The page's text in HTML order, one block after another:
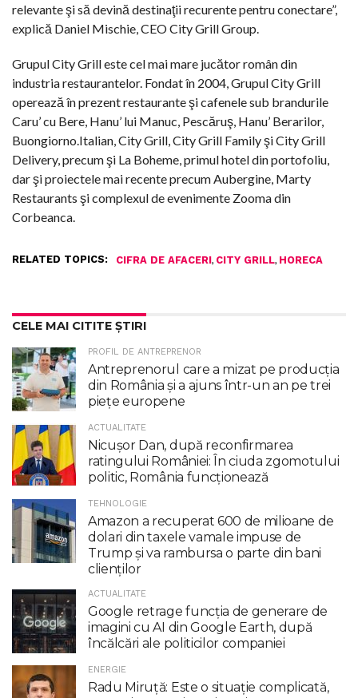
relevante şi să devină destinaţii recurente pentru conectare”,
explică Daniel Mischie, CEO City Grill Group.
Grupul City Grill este cel mai mare jucător român din
industria restaurantelor. Fondat în 2004, Grupul City Grill
operează în prezent restaurante şi cafenele sub brandurile
Caru’ cu Bere, Hanu’ lui Manuc, Pescăruş, Hanu’ Berarilor,
Buongiorno.Italian, City Grill, City Grill Family şi City Grill
Delivery, precum şi La Boheme, primul hotel din portofoliu,
dar şi proiectele mai recente precum Aubergine, Marty
Restaurants şi complexul de evenimente Zooma din
Corbeanca.
RELATED TOPICS: CIFRA DE AFACERI, CITY GRILL, HORECA
CELE MAI CITITE ȘTIRI
PROFIL DE ANTREPRENOR
Antreprenorul care a mizat pe producția
din România și a ajuns într-un an pe trei
piețe europene
ACTUALITATE
Nicuşor Dan, după reconfirmarea
ratingului României: În ciuda zgomotului
politic, România funcţionează
TEHNOLOGIE
Amazon a recuperat 600 de milioane de
dolari din taxele vamale impuse de
Trump şi va rambursa o parte din bani
clienţilor
ACTUALITATE
Google retrage funcţia de generare de
imagini cu AI din Google Earth, după
încălcări ale politicilor companiei
ENERGIE
Radu Miruţă: Este o situaţie complicată,